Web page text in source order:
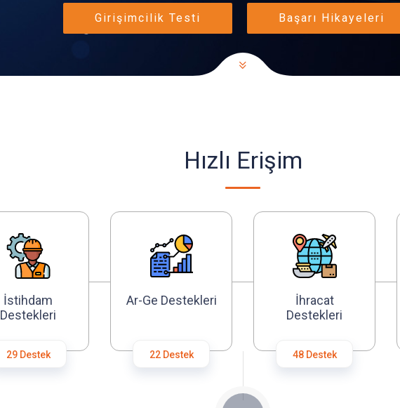
Girişimcilik Testi Başarı Hikayeleri
Hızlı Erişim
29 Destek
İstihdam
Destekleri
22 Destek
Ar-Ge Destekleri
48 Destek
İhracat
Destekleri